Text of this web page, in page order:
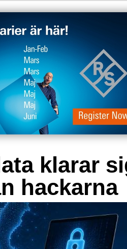
klarar
hackarna